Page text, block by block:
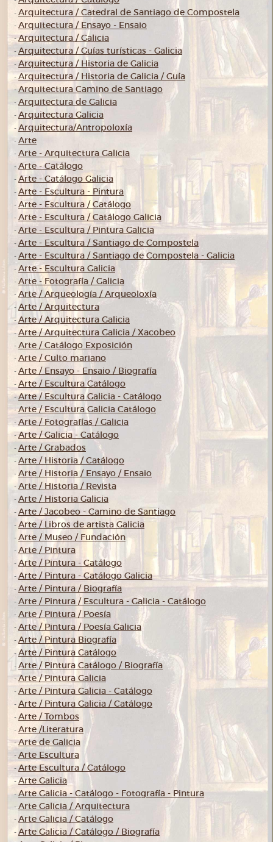
- Arquitectura / Catedral de Santiago de Compostela
- Arquitectura / Ensayo - Ensaio
-Arquitectura / Galicia
- Arquitectura / Guías turísticas - Galicia
- Arquitectura / Historia de Galicia
- Arquitectura / Historia de Galicia / Guía
-Arquitectura Camino de Santiago
-Arquitectura de Galicia
- Arquitectura Galicia
- Arquitectura/Antropoloxía
- Arte
- Arte - Arquitectura Galicia
- Arte - Catálogo
- Arte - Catálogo Galicia
- Arte - Escultura - Pintura
- Arte - Escultura / Catálogo
- Arte - Escultura / Catálogo Galicia
- Arte - Escultura / Pintura Galicia
- Arte - Escultura / Santiago de Compostela
- Arte - Escultura / Santiago de Compostela - Galicia
- Arte - Escultura Galicia
- Arte - Fotografía / Galicia
- Arte / Arqueología / Arqueoloxía
- Arte / Arquitectura
- Arte / Arquitectura Galicia
- Arte / Arquitectura Galicia / Xacobeo
- Arte / Catálogo Exposición
- Arte / Culto mariano
- Arte / Ensayo - Ensaio / Biografía
- Arte / Escultura Catálogo
-Arte / Escultura Galicia - Catálogo
-Arte / Escultura Galicia Catálogo
- Arte / Fotografías / Galicia
- Arte / Galicia - Catálogo
- Arte / Grabados
- Arte / Historia / Catálogo
- Arte / Historia / Ensayo / Ensaio
- Arte / Historia / Revista
- Arte / Historia Galicia
- Arte / Jacobeo - Camino de Santiago
- Arte / Libros de artista Galicia
- Arte / Museo / Fundación
- Arte / Pintura
- Arte / Pintura - Catálogo
- Arte / Pintura - Catálogo Galicia
- Arte / Pintura / Biografía
- Arte / Pintura / Escultura - Galicia - Catálogo
- Arte / Pintura / Poesía
- Arte / Pintura / Poesía Galicia
- Arte / Pintura Biografía
- Arte / Pintura Catálogo
- Arte / Pintura Catálogo / Biografía
-Arte / Pintura Galicia
- Arte / Pintura Galicia - Catálogo
- Arte / Pintura Galicia / Catálogo
- Arte / Tombos
- Arte /Literatura
-Arte de Galicia
- Arte Escultura
- Arte Escultura / Catálogo
- Arte Galicia
-Arte Galicia - Catálogo - Fotografía - Pintura
-Arte Galicia / Arquitectura
- Arte Galicia / Catálogo
- Arte Galicia / Catálogo / Biografía